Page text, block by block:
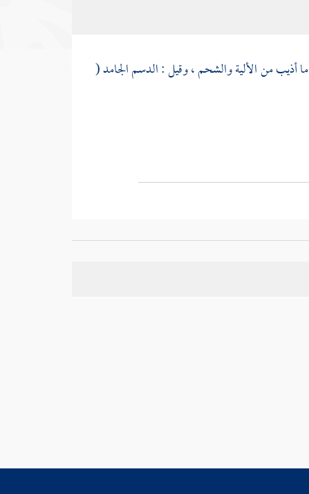
أذيب من الألية والشحم ، وقيل : الدسم الجامد (